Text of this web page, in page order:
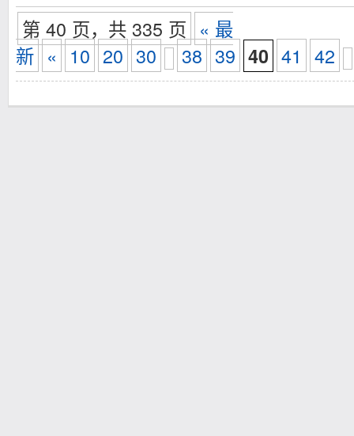
第 40 页，共 335 页 « 最
新 « 10 20 30 38 39 40 41 42